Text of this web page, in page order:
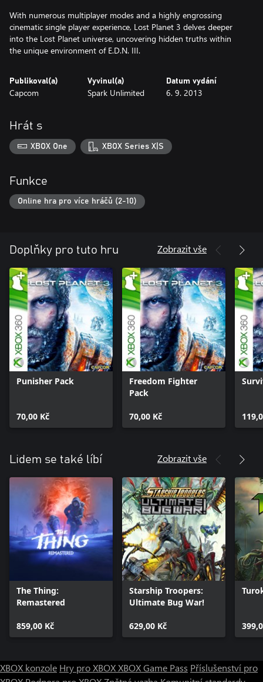
With numerous multiplayer modes and a highly engrossing
cinematic single player experience, Lost Planet 3 delves deeper
into the Lost Planet universe, uncovering hidden truths within
the unique environment of E.D.N. III.
Publikoval(a)
Capcom
Vyvinul(a)
Spark Unlimited
Datum vydání
6. 9. 2013
Hrát s
XBOX One XBOX Series X|S
Funkce
Online hra pro více hráčů (2-10)
Doplňky pro tuto hru Zobrazit vše
Punisher Pack
70,00 Kč
Freedom Fighter
Pack
70,00 Kč
Lidem se také líbí Zobrazit vše
The Thing:
Remastered
859,00 Kč
Starship Troopers:
Ultimate Bug War!
629,00 Kč
XBOX konzole Hry pro XBOXXBOX Game Pass Příslušenství pro